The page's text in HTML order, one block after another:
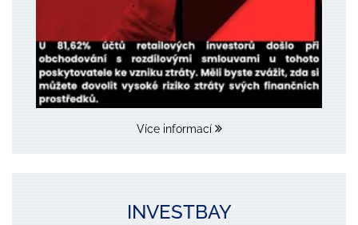
Více informací
INVESTBAY